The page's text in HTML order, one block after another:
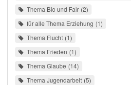
Thema Bio und Fair 2
für alle Thema Erziehung 1
Thema Flucht 1
Thema Frieden 1
Thema Glaube 14
Thema Jugendarbeit 5